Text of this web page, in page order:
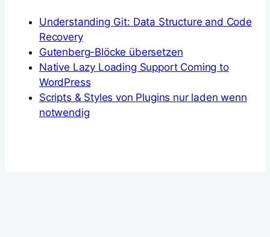
Understanding Git: Data Structure and Code
Recovery
Gutenberg-Blöcke übersetzen
Native Lazy Loading Support Coming to
WordPress
Scripts & Styles von Plugins nur laden wenn
notwendig